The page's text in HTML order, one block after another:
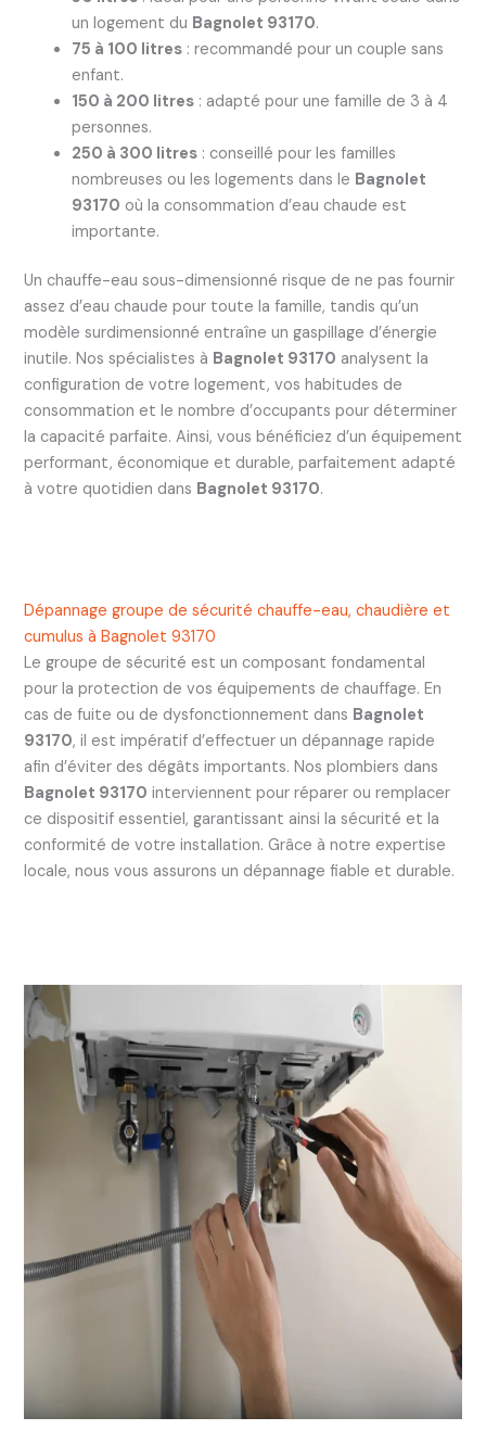
un logement du Bagnolet 93170.
75 à 100 litres: recommandé pour un couple sans
enfant.
150 à 200 litres: adapté pour une famille de 3 à 4
personnes.
250 à 300 litres: conseillé pour les familles
nombreuses ou les logements dans le Bagnolet
93170 où la consommation d’eau chaude est
importante.
Un chauffe-eau sous-dimensionné risque de ne pas fournir
assez d’eau chaude pour toute la famille, tandis qu’un
modèle surdimensionné entraîne un gaspillage d’énergie
inutile. Nos spécialistes à Bagnolet 93170 analysent la
configuration de votre logement, vos habitudes de
consommation et le nombre d’occupants pour déterminer
la capacité parfaite. Ainsi, vous bénéficiez d’un équipement
performant, économique et durable, parfaitement adapté
à votre quotidien dans Bagnolet 93170.
Dépannage groupe de sécurité chauffe-eau, chaudière et
cumulus à Bagnolet 93170
Le groupe de sécurité est un composant fondamental
pour la protection de vos équipements de chauffage. En
cas de fuite ou de dysfonctionnement dans Bagnolet
93170, il est impératif d’effectuer un dépannage rapide
afin d’éviter des dégâts importants. Nos plombiers dans
Bagnolet 93170 interviennent pour réparer ou remplacer
ce dispositif essentiel, garantissant ainsi la sécurité et la
conformité de votre installation. Grâce à notre expertise
locale, nous vous assurons un dépannage fiable et durable.